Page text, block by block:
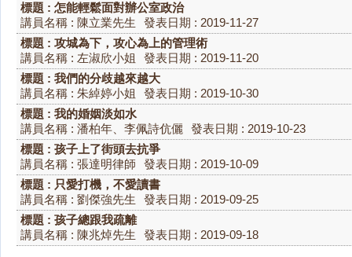
標題 : 怎能輕鬆面對辦公室政治
講員名稱 : 陳立業先生
發表日期 : 2019-11-27
標題 : 攻城為下，攻心為上的管理術
講員名稱 : 左淑欣小姐
發表日期 : 2019-11-20
標題 : 我們的分歧越來越大
講員名稱 : 朱綽婷小姐
發表日期 : 2019-10-30
標題 : 我的婚姻淡如水
講員名稱 : 潘柏年、李佩詩伉儷
發表日期 : 2019-10-23
標題 : 孩子上了街頭去抗爭
講員名稱 : 張達明律師
發表日期 : 2019-10-09
標題 : 只愛打機，不愛讀書
講員名稱 : 劉傑強先生
發表日期 : 2019-09-25
標題 : 孩子總跟我疏離
講員名稱 : 陳兆焯先生
發表日期 : 2019-09-18